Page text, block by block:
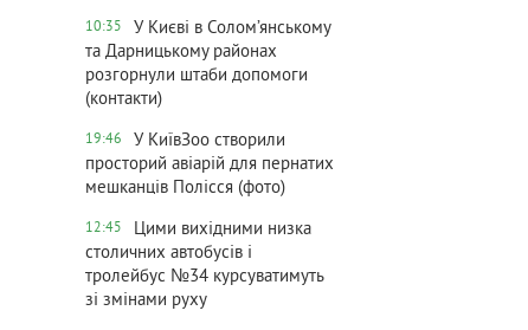
10:35
У Києві в Солом’янському
та Дарницькому районах
розгорнули штаби допомоги
(контакти)
19:46
У КиївЗоо створили
просторий авіарій для пернатих
мешканців Полісся (фото)
12:45
Цими вихідними низка
столичних автобусів і
тролейбус №34 курсуватимуть
зі змінами руху